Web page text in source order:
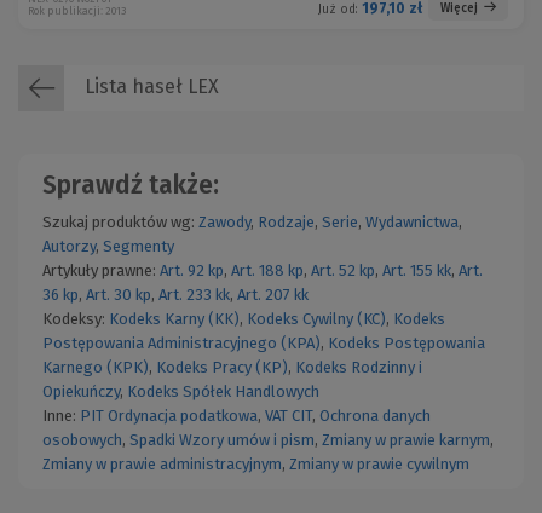
Już od: 197,10 zł Więcej
Rok publikacji: 2013
Lista haseł LEX
Sprawdź także:
Szukaj produktów wg: Zawody, Rodzaje, Serie, Wydawnictwa,
Autorzy, Segmenty
Artykuły prawne: Art. 92 kp, Art. 188 kp, Art. 52 kp, Art. 155 kk, Art.
36 kp, Art. 30 kp, Art. 233 kk, Art. 207 kk
Kodeksy: Kodeks Karny (KK), Kodeks Cywilny (KC), Kodeks
Postępowania Administracyjnego (KPA), Kodeks Postępowania
Karnego (KPK), Kodeks Pracy (KP), Kodeks Rodzinny i
Opiekuńczy, Kodeks Spółek Handlowych
Inne: PIT Ordynacja podatkowa, VAT CIT, Ochrona danych
osobowych, Spadki Wzory umów i pism, Zmiany w prawie karnym,
Zmiany w prawie administracyjnym, Zmiany w prawie cywilnym